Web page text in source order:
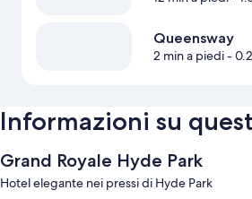
Queensway
2 min a piedi-
Informazioni su
Grand Royale Hyde Park
Hotel elegante nei pressi di Hyde Park